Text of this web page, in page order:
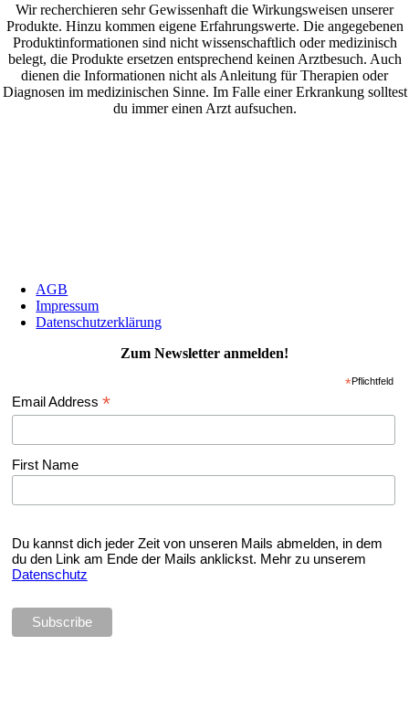
Wir recherchieren sehr Gewissenhaft die Wirkungsweisen unserer
Produkte. Hinzu kommen eigene Erfahrungswerte. Die angegebenen
Produktinformationen sind nicht wissenschaftlich oder medizinisch
belegt, die Produkte ersetzen entsprechend keinen Arztbesuch. Auch
dienen die Informationen nicht als Anleitung für Therapien oder
Diagnosen im medizinischen Sinne. Im Falle einer Erkrankung solltest
du immer einen Arzt aufsuchen.
AGB
Impressum
Datenschutzerklärung
Zum Newsletter anmelden!
*Pflichtfeld
Email Address *
First Name
Du kannst dich jeder Zeit von unseren Mails abmelden, in dem
du den Link am Ende der Mails anklickst. Mehr zu unserem
Datenschutz